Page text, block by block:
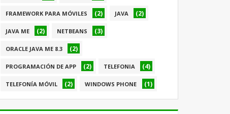
FRAMEWORK PARA MÓVILES (2) JAVA (2)
JAVA ME (2) NETBEANS (3)
ORACLE JAVA ME 8.3 (2)
PROGRAMACIÓN DE APP (2) TELEFONIA (4)
TELEFONÍA MÓVIL (2) WINDOWS PHONE (1)